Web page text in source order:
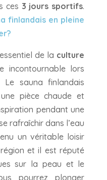
ces 3 jours sportifs.
finlandais en pleine
de la culture
incontournable lors
Le sauna finlandais
pièce chaude et
pendant une
rafraîchir dans l’eau
un véritable loisir
et il est réputé
sur la peau et le
pourrez plonger